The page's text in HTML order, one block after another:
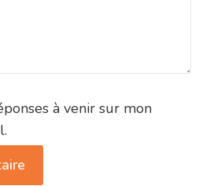
à venir sur mon